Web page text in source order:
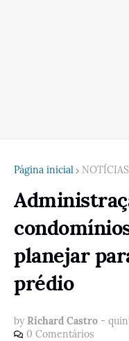
Página inicial NOTÍCIAS
planejar
prédio
by Richard Castro -
0 Comentários